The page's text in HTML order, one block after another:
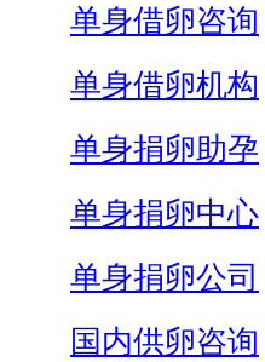
单身借卵咨询
单身借卵机构
单身捐卵助孕
单身捐卵中心
单身捐卵公司
国内供卵咨询